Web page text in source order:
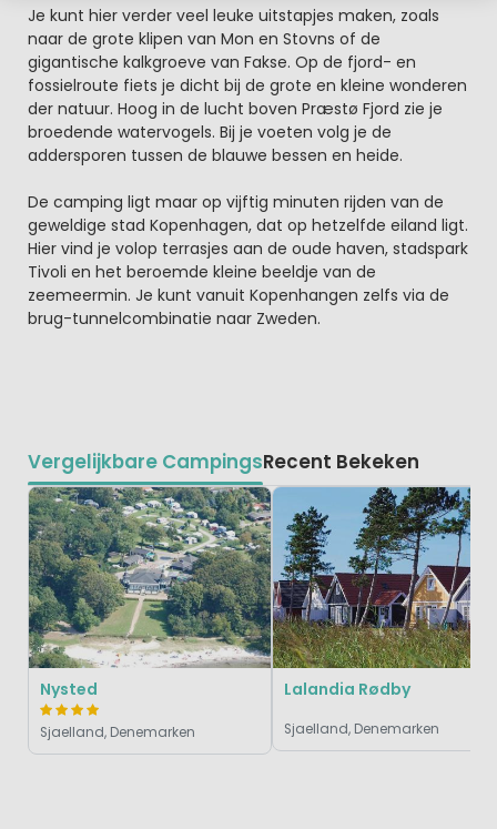
Je kunt hier verder veel leuke uitstapjes maken, zoals
naar de grote klipen van Mon en Stovns of de
gigantische kalkgroeve van Fakse. Op de fjord- en
fossielroute fiets je dicht bij de grote en kleine wonderen
der natuur. Hoog in de lucht boven Præstø Fjord zie je
broedende watervogels. Bij je voeten volg je de
addersporen tussen de blauwe bessen en heide.
De camping ligt maar op vijftig minuten rijden van de
geweldige stad Kopenhagen, dat op hetzelfde eiland ligt.
Hier vind je volop terrasjes aan de oude haven, stadspark
Tivoli en het beroemde kleine beeldje van de
zeemeermin. Je kunt vanuit Kopenhangen zelfs via de
brug-tunnelcombinatie naar Zweden.
Vergelijkbare CampingsRecent Bekeken
Nysted
Sjaelland, Denemarken
Lalandia Rødby
Sjaelland, Denemarken